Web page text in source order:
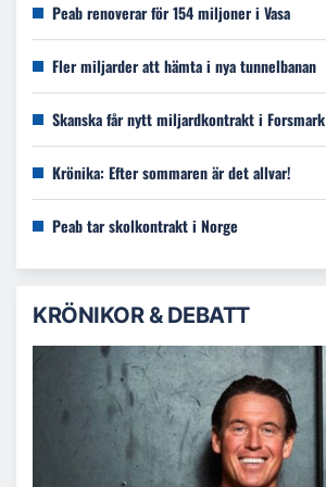
Peab renoverar för 154 miljoner i Vasa
Fler miljarder att hämta i nya tunnelbanan
Skanska får nytt miljardkontrakt i Forsmark
Krönika: Efter sommaren är det allvar!
Peab tar skolkontrakt i Norge
KRÖNIKOR & DEBATT